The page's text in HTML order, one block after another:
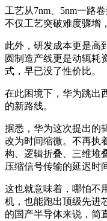
工艺从7nm、5nm一路
不仅工艺突破难度骤增
此外，研发成本更是高
圆制造产线更是动辄耗
式，早已没了性价比。
在此困境下，华为跳出
的新路线。
据悉，华为这次提出的
改为时间缩微。不再执
构、逻辑折叠、三维堆
压缩信号传输的延迟时
这也就意味着，哪怕不
机，也能跑出顶级先进
的国产半导体来说，简